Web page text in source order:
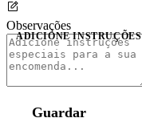
Observações
ADICIONE
Guardar